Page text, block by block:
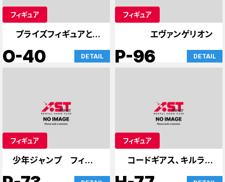
フィギュア
プライズフィギュアとア
ニメグッズ
O-40 DETAIL
フィギュア
エヴァンゲリオン
P-96 DETAIL
フィギュア
少年ジャンプ フィギュ
ア
フィギュア
コードギアス、キルラキ
ル、86、その他